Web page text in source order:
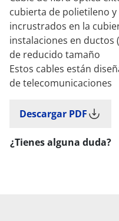
cubierta de polietileno
incrustrados en la
instalaciones en ductos
de reducido tamaño
Estos cables están
de telecomunicaciones
Descargar PDF
¿Tienes alguna duda?